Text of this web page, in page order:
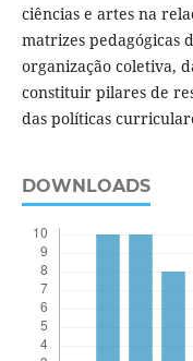
ciências e artes na
matrizes pedagógicas
organização coletiva,
constituir pilares de
das políticas
DOWNLOADS